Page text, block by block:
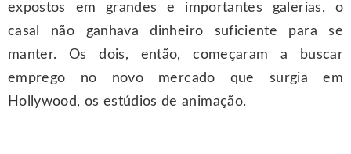
expostos em grandes e importantes galerias, o
casal não ganhava dinheiro suficiente para se
manter. Os dois, então, começaram a buscar
emprego no novo mercado que surgia em
Hollywood, os estúdios de animação.